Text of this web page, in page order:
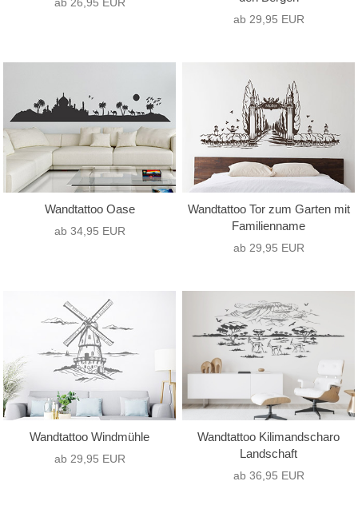
ab 26,95 EUR
ab 29,95 EUR
Wandtattoo Oase
ab 34,95 EUR
Wandtattoo Tor zum Garten mit
Familienname
ab 29,95 EUR
Wandtattoo Windmühle
ab 29,95 EUR
Wandtattoo Kilimandscharo
Landschaft
ab 36,95 EUR